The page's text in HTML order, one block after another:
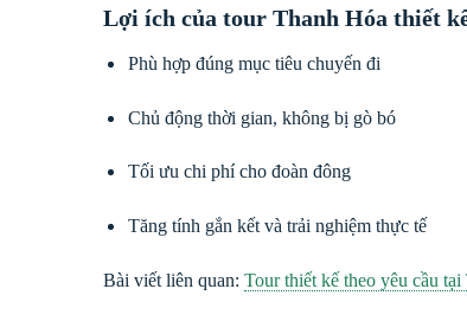
Lợi ích của tour Thanh Hóa thiết
Phù hợp đúng mục tiêu chuyến đi
Chủ động thời gian, không bị gò bó
Tối ưu chi phí cho đoàn đông
Tăng tính gắn kết và trải nghiệm thực tế
Bài viết liên quan: Tour thiết kế theo yêu cầu